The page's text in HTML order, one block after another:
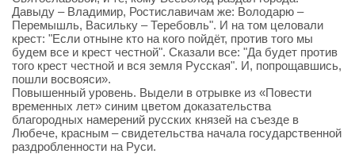
Давыду – Владимир, Ростиславичам же: Володарю –
Перемышль, Васильку – Теребовль". И на том целовали
крест: "Если отныне кто на кого пойдёт, против того мы
будем все и крест честной". Сказали все: "Да будет против
того крест честной и вся земля Русская". И, попрощавшись,
пошли восвояси».
Повышенный уровень. Выдели в отрывке из «Повести
временных лет» синим цветом доказательства
благородных намерений русских князей на съезде в
Любече, красным – свидетельства начала государственной
раздробленности на Руси.